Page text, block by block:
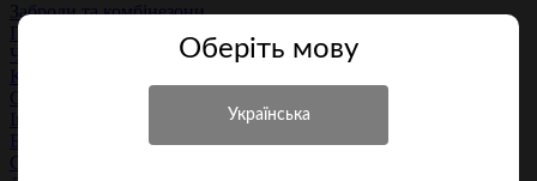
Заброди та комбінезони
Гумові чоботи
Чоботи
Кросівки
Сандалі
Інше взуття
Білизна та аксесуари
Спорядження та туризм
Оберiть мову